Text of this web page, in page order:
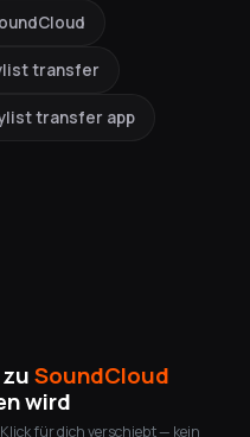
transfer
transfer app
SoundCloud
wird
für dich verschiebt — kein